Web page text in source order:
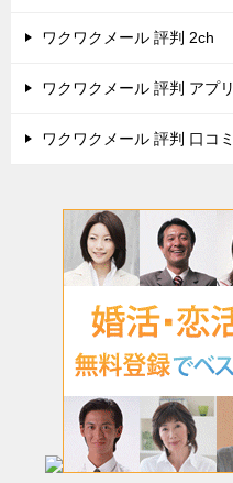
ワクワクメール 評判 2ch
ワクワクメール 評判 アプリ
ワクワクメール 評判 口コミ